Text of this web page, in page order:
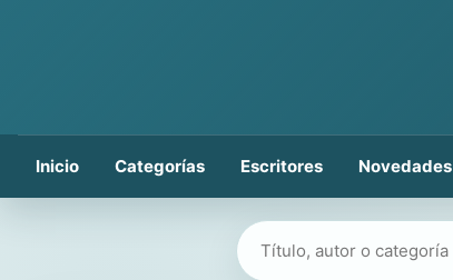
Inicio Categorías Escritores Novedades
Buscar libros